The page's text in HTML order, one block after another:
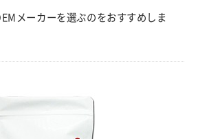
メーカーを選ぶのをおすすめしま